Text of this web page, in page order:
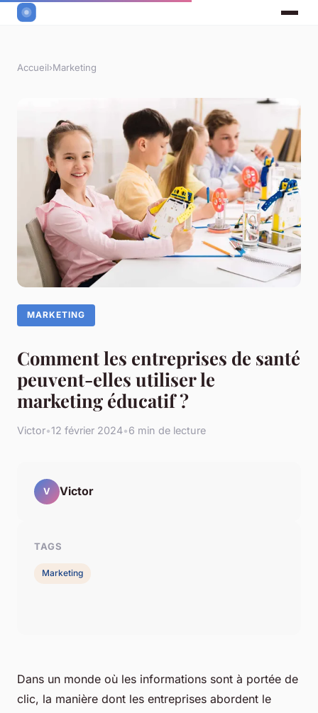
Accueil›Marketing
MARKETING
Comment les entreprises de santé
peuvent-elles utiliser le
marketing éducatif ?
Victor•12 février 2024•6 min de lecture
Dans un monde où les informations sont à portée de
clic, la manière dont les entreprises abordent le
V Victor
TAGS
Marketing